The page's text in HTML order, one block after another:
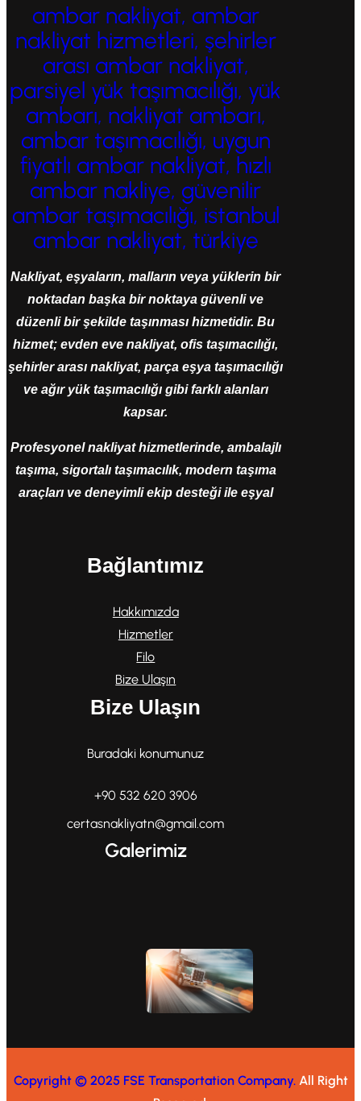
ambar nakliyat, ambar
nakliyat hizmetleri, şehirler
arası ambar nakliyat,
parsiyel yük taşımacılığı, yük
ambarı, nakliyat ambarı,
ambar taşımacılığı, uygun
fiyatlı ambar nakliyat, hızlı
ambar nakliye, güvenilir
ambar taşımacılığı, istanbul
ambar nakliyat, türkiye
Nakliyat, eşyaların, malların veya yüklerin bir
noktadan başka bir noktaya güvenli ve
düzenli bir şekilde taşınması hizmetidir. Bu
hizmet; evden eve nakliyat, ofis taşımacılığı,
şehirler arası nakliyat, parça eşya taşımacılığı
ve ağır yük taşımacılığı gibi farklı alanları
kapsar.
Profesyonel nakliyat hizmetlerinde, ambalajlı
taşıma, sigortalı taşımacılık, modern taşıma
araçları ve deneyimli ekip desteği ile eşyal
Bağlantımız
Hakkımızda
Hizmetler
Filo
Bize Ulaşın
Bize Ulaşın
Buradaki konumunuz
+90 532 620 3906
certasnakliyatn@gmail.com
Galerimiz
Copyright © 2025 FSE Transportation Company. All Right